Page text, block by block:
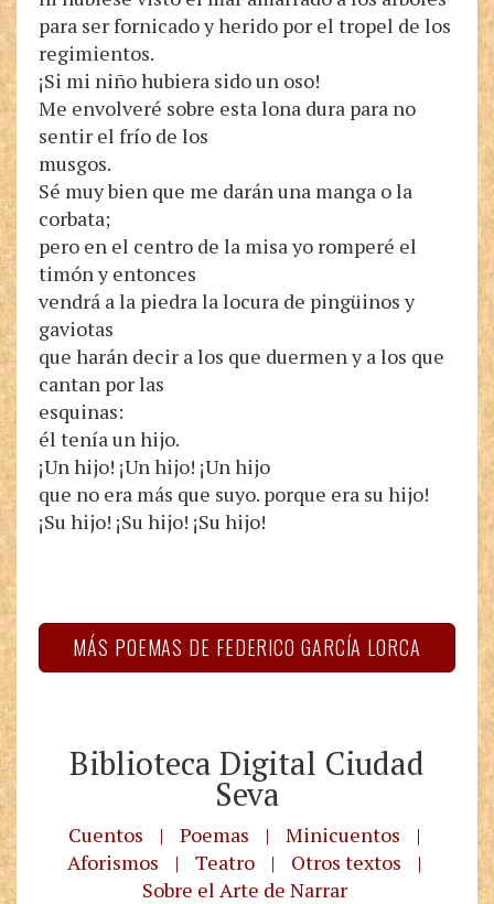
para ser fornicado y herido por el tropel de los
regimientos.
¡Si mi niño hubiera sido un oso!
Me envolveré sobre esta lona dura para no
sentir el frío de los
musgos.
Sé muy bien que me darán una manga o la
corbata;
pero en el centro de la misa yo romperé el
timón y entonces
vendrá a la piedra la locura de pingüinos y
gaviotas
que harán decir a los que duermen y a los que
cantan por las
esquinas:
él tenía un hijo.
¡Un hijo! ¡Un hijo! ¡Un hijo
que no era más que suyo. porque era su hijo!
¡Su hijo! ¡Su hijo! ¡Su hijo!
MÁS POEMAS DE FEDERICO GARCÍA LORCA
Biblioteca Digital Ciudad
Seva
Cuentos | Poemas | Minicuentos
|
Aforismos
| Teatro | Otros textos
|
Sobre el Arte de Narrar